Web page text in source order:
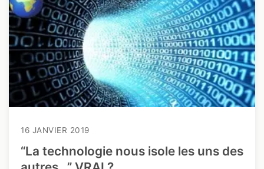
16 JANVIER 2019
“La technologie nous isole les uns des